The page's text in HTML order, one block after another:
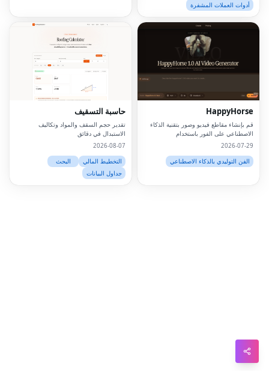
أدوات العملات المشفرة
HappyHorse
قم بإنشاء مقاطع فيديو وصور بتقنية الذكاء
الاصطناعي على الفور باستخدام
والشركات.
2026-07-29
الفن التوليدي بالذكاء الاصطناعي
حاسبة التسقيف
تقدير حجم السقف والمواد وتكاليف
الاستبدال في دقائق
2026-08-07
التخطيط المالي
البحث
جداول البيانات
Twitter
LinkedIn
Pinterest
Snapchat
WhatsApp